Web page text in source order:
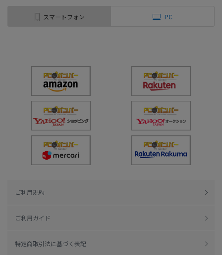
スマートフォン PC
ご利用規約
ご利用ガイド
特定商取引法に基づく表記